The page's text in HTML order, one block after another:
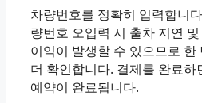
차량번호를 정확히 입력합니
량번호 오입력 시 출차 지연 및
이익이 발생할 수 있으므로 한
더 확인합니다. 결제를 완료하
예약이 완료됩니다.